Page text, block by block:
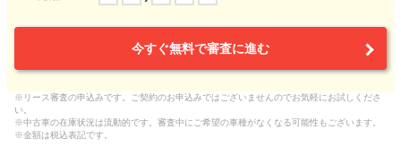
今すぐ無料で審査に進む
※リース審査の申込みです。ご契約のお申込みではございませんのでお気軽にお試しくださ
い。
※中古車の在庫状況は流動的です。審査中にご希望の車種がなくなる可能性もございます。
※金額は税込表記です。